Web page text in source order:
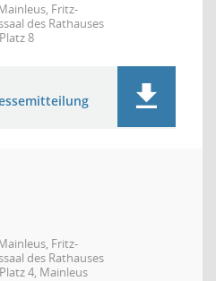
Fritz-
des Rathauses
8
Fritz-
des Rathauses
4, Mainleus